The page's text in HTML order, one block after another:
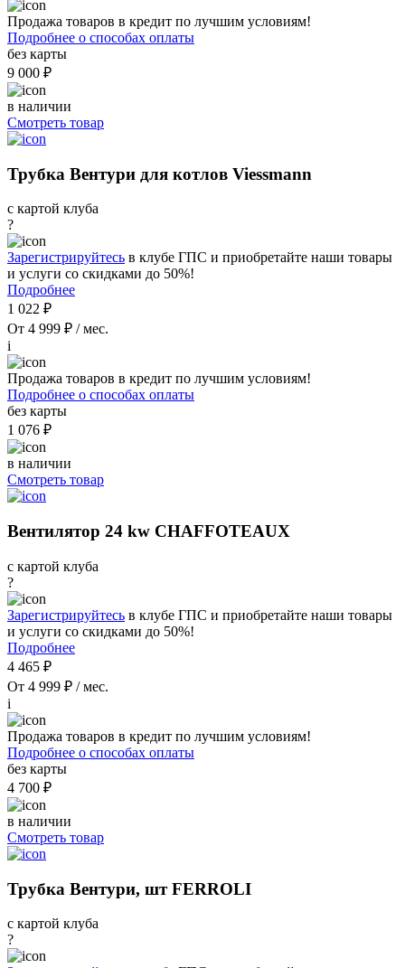
Продажа товаров в кредит по лучшим условиям!
Подробнее о способах оплаты
без карты
9 000 ₽
в наличии
Смотреть товар
Трубка Вентури для котлов Viessmann
с картой клуба
?
Зарегистрируйтесь в клубе ГПС и приобретайте наши товары
и услуги со скидками до 50%!
Подробнее
1 022 ₽
От 4 999 ₽ / мес.
i
Продажа товаров в кредит по лучшим условиям!
Подробнее о способах оплаты
без карты
1 076 ₽
в наличии
Смотреть товар
Вентилятор 24 kw CHAFFOTEAUX
с картой клуба
?
Зарегистрируйтесь в клубе ГПС и приобретайте наши товары
и услуги со скидками до 50%!
Подробнее
4 465 ₽
От 4 999 ₽ / мес.
i
Продажа товаров в кредит по лучшим условиям!
Подробнее о способах оплаты
без карты
4 700 ₽
в наличии
Смотреть товар
Трубка Вентури, шт FERROLI
с картой клуба
?